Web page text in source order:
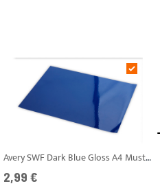
Avery SWF Dark Blue Gloss A4 Muster
2,99 €